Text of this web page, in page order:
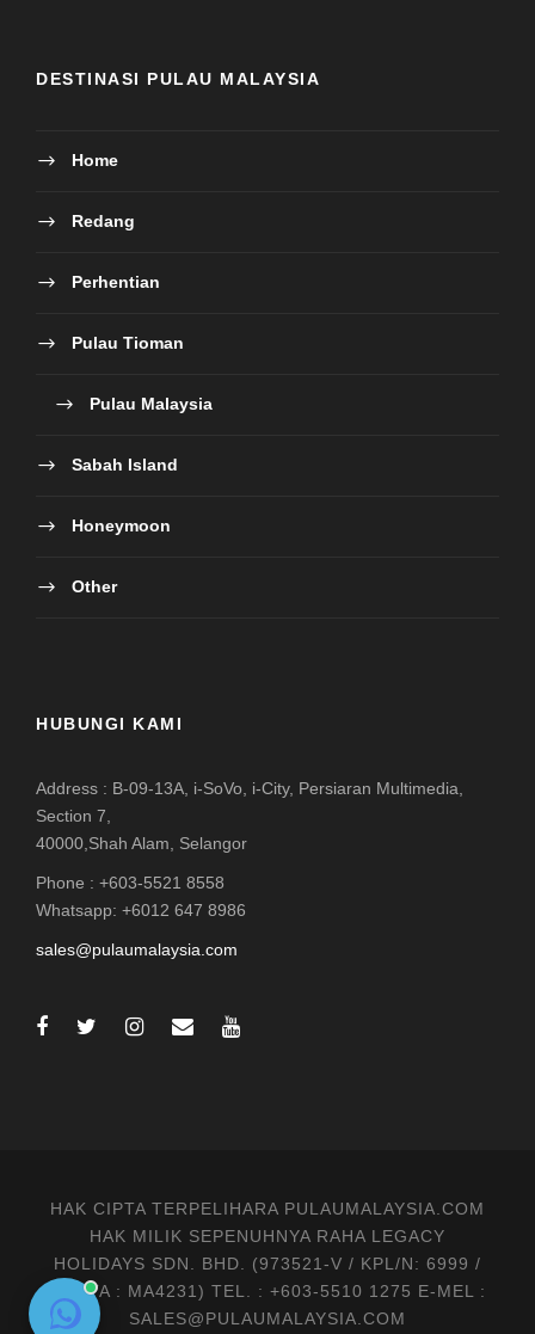
DESTINASI PULAU MALAYSIA
Home
Redang
Perhentian
Pulau Tioman
Pulau Malaysia
Sabah Island
Honeymoon
Other
HUBUNGI KAMI
Address : B-09-13A, i-SoVo, i-City, Persiaran Multimedia,
Section 7,
40000,Shah Alam, Selangor
Phone : +603-5521 8558
Whatsapp: +6012 647 8986
sales@pulaumalaysia.com
HAK CIPTA TERPELIHARA PULAUMALAYSIA.COM
HAK MILIK SEPENUHNYA RAHA LEGACY
HOLIDAYS SDN. BHD. (973521-V / KPL/N: 6999 /
MATTA : MA4231) TEL. : +603-5510 1275 E-MEL :
SALES@PULAUMALAYSIA.COM